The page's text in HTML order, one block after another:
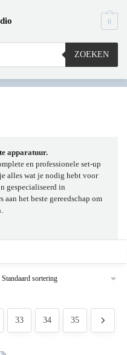
ZOEKEN
0
apparatuur.
en professionele set-up
alles wat je nodig hebt voor
gespecialiseerd in
aan het beste gereedschap om
33 34 35